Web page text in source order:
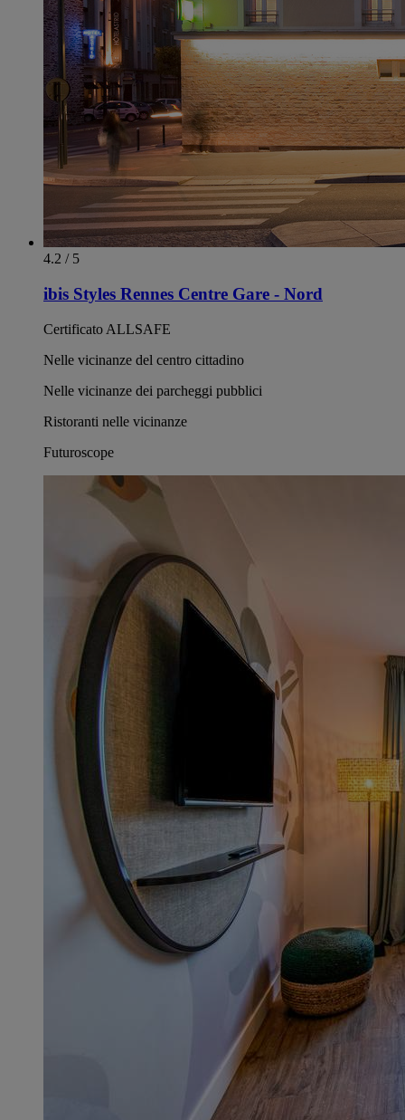
4.2 / 5
ibis Styles Rennes Centre Gare - Nord
Certificato ALLSAFE
Nelle vicinanze del centro cittadino
Nelle vicinanze dei parcheggi pubblici
Ristoranti nelle vicinanze
Futuroscope